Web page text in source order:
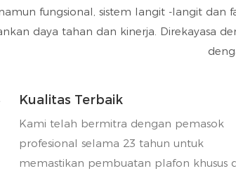
fungsional, sistem langit -langit
daya tahan dan kinerja. Direkayasa
Kualitas Terbaik
Kami telah bermitra dengan pemasok
profesional selama 23 tahun untuk
memastikan pembuatan plafon khusus